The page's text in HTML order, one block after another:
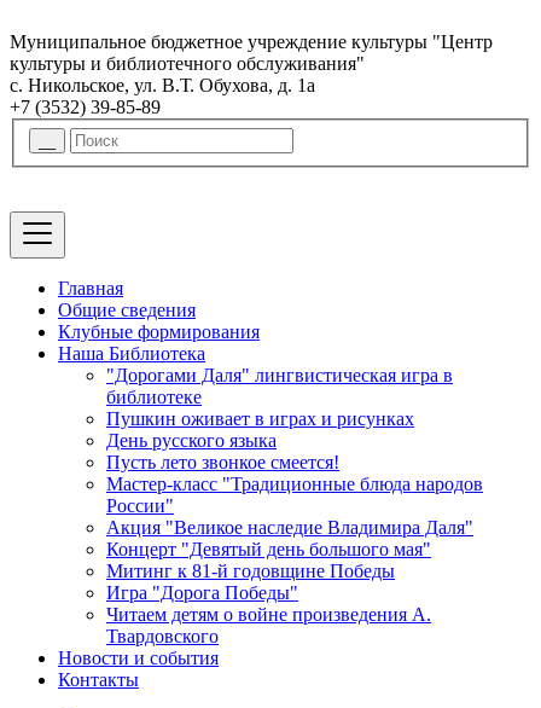
Муниципальное бюджетное учреждение культуры "Центр
культуры и библиотечного обслуживания"
с. Никольское, ул. В.Т. Обухова, д. 1а
+7 (3532) 39-85-89
Главная
Общие сведения
Клубные формирования
Наша Библиотека
"Дорогами Даля" лингвистическая игра в
библиотеке
Пушкин оживает в играх и рисунках
День русского языка
Пусть лето звонкое смеется!
Мастер-класс "Традиционные блюда народов
России"
Акция "Великое наследие Владимира Даля"
Концерт "Девятый день большого мая"
Митинг к 81-й годовщине Победы
Игра "Дорога Победы"
Читаем детям о войне произведения А.
Твардовского
Новости и события
Контакты